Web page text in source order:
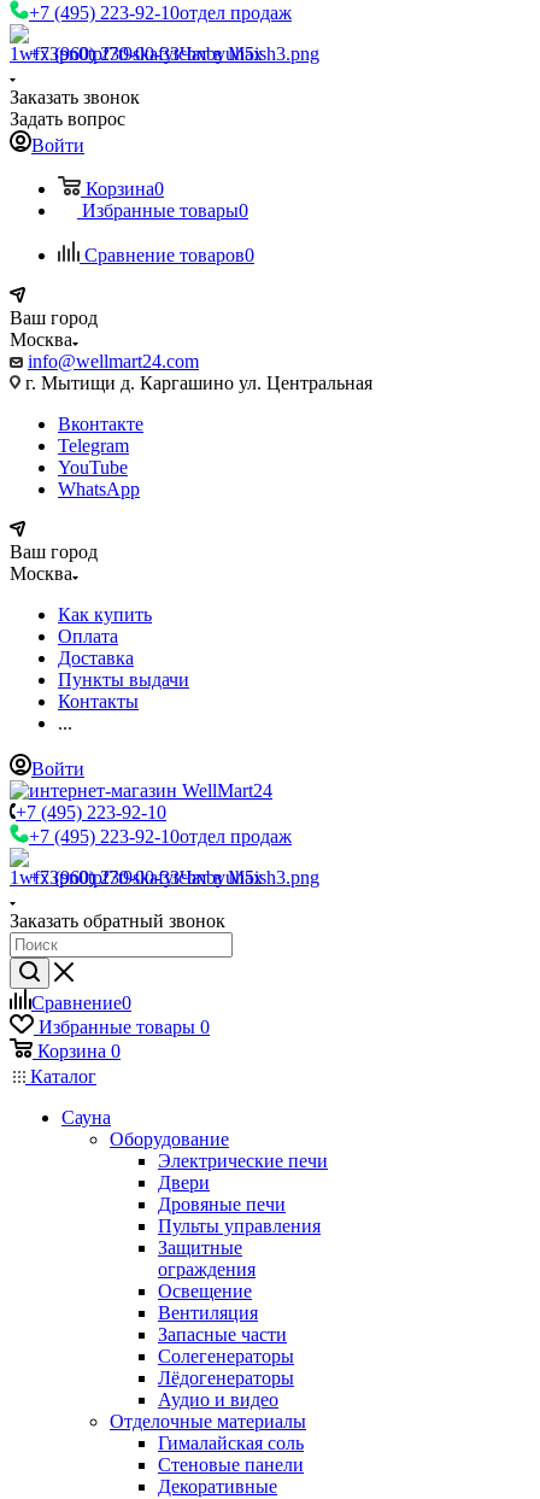
+7 (495) 223-92-10отдел продаж
+7 (960) 230-00-33Чат в Max
Заказать звонок
Задать вопрос
Войти
Корзина0
Избранные товары0
Сравнение товаров0
Ваш город
Москва
info@wellmart24.com
г. Мытищи д. Каргашино ул. Центральная
Вконтакте
Telegram
YouTube
WhatsApp
Ваш город
Москва
Как купить
Оплата
Доставка
Пункты выдачи
Контакты
...
Войти
+7 (495) 223-92-10
+7 (495) 223-92-10отдел продаж
+7 (960) 230-00-33Чат в Max
Заказать обратный звонок
Сравнение0
Избранные товары 0
Корзина 0
Каталог
Сауна
Оборудование
Электрические печи
Двери
Дровяные печи
Пульты управления
Защитные
ограждения
Освещение
Вентиляция
Запасные части
Солегенераторы
Лёдогенераторы
Аудио и видео
Отделочные материалы
Гималайская соль
Стеновые панели
Декоративные